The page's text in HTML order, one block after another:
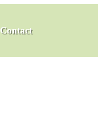
Contact